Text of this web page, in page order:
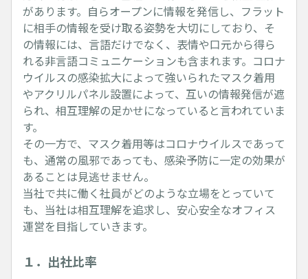
があります。自らオープンに情報を発信し、フラット
に相手の情報を受け取る姿勢を大切にしており、そ
の情報には、言語だけでなく、表情や口元から得ら
れる非言語コミュニケーションも含まれます。コロナ
ウイルスの感染拡大によって強いられたマスク着用
やアクリルパネル設置によって、互いの情報発信が遮
られ、相互理解の足かせになっていると言われていま
す。
その一方で、マスク着用等はコロナウイルスであって
も、通常の風邪であっても、感染予防に一定の効果が
あることは見逃せません。
当社で共に働く社員がどのような立場をとっていて
も、当社は相互理解を追求し、安心安全なオフィス
運営を目指していきます。
１．出社比率